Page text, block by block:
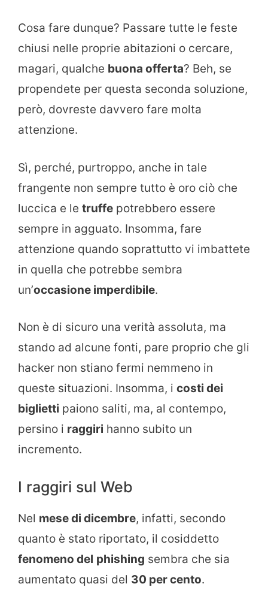
Cosa fare dunque? Passare tutte le feste
chiusi nelle proprie abitazioni o cercare,
magari, qualche buona offerta? Beh, se
propendete per questa seconda soluzione,
però, dovreste davvero fare molta
attenzione.
Sì, perché, purtroppo, anche in tale
frangente non sempre tutto è oro ciò che
luccica e le truffe potrebbero essere
sempre in agguato. Insomma, fare
attenzione quando soprattutto vi imbattete
in quella che potrebbe sembra
un’occasione imperdibile.
Non è di sicuro una verità assoluta, ma
stando ad alcune fonti, pare proprio che gli
hacker non stiano fermi nemmeno in
queste situazioni. Insomma, i costi dei
biglietti paiono saliti, ma, al contempo,
persino i raggiri hanno subito un
incremento.
I raggiri sul Web
Nel mese di dicembre, infatti, secondo
quanto è stato riportato, il cosiddetto
fenomeno del phishing sembra che sia
aumentato quasi del 30 per cento.